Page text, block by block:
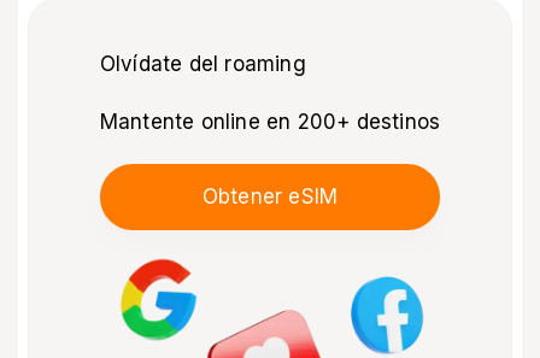
Olvídate del roaming
Mantente online en 200+ destinos
Obtener eSIM